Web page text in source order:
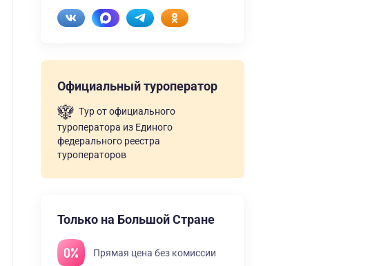
Официальный туроператор
Тур от официального
туроператора из Единого
федерального реестра
туроператоров
Только на Большой Стране
Прямая цена без комиссии